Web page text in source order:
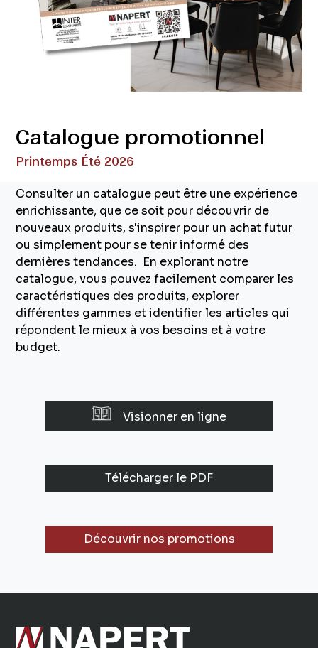
Catalogue promotionnel
Printemps Été 2026
Consulter un catalogue peut être une expérience
enrichissante, que ce soit pour découvrir de
nouveaux produits, s'inspirer pour un achat futur
ou simplement pour se tenir informé des
dernières tendances. En explorant notre
catalogue, vous pouvez facilement comparer les
caractéristiques des produits, explorer
différentes gammes et identifier les articles qui
répondent le mieux à vos besoins et à votre
budget.
Visionner en ligne
Télécharger le PDF
Découvrir nos promotions